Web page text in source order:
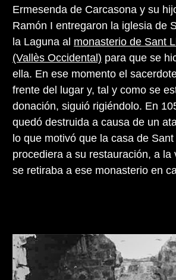
Ermesenda de Carcasona y su
Ramón I entregaron la iglesia de
la Laguna al monasterio de Sant
(Vallès Occidental) para que se
ella. En ese momento el
frente del lugar y, tal y como se
donación, siguió rigiéndolo. En
quedó destruida a causa de un
lo que motivó que la casa de
procediera a su restauración, a la
se retiraba a ese monasterio en